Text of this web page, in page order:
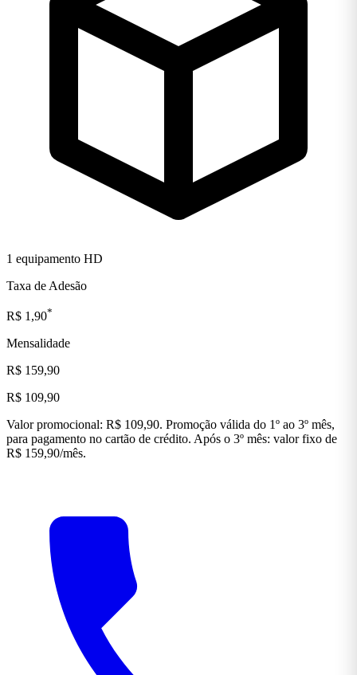
1 equipamento HD
Taxa de Adesão
R$ 1,90*
Mensalidade
R$ 159,90
R$ 109,90
Valor promocional: R$ 109,90. Promoção válida do 1º ao 3º mês,
para pagamento no cartão de crédito. Após o 3º mês: valor fixo de
R$ 159,90/mês.